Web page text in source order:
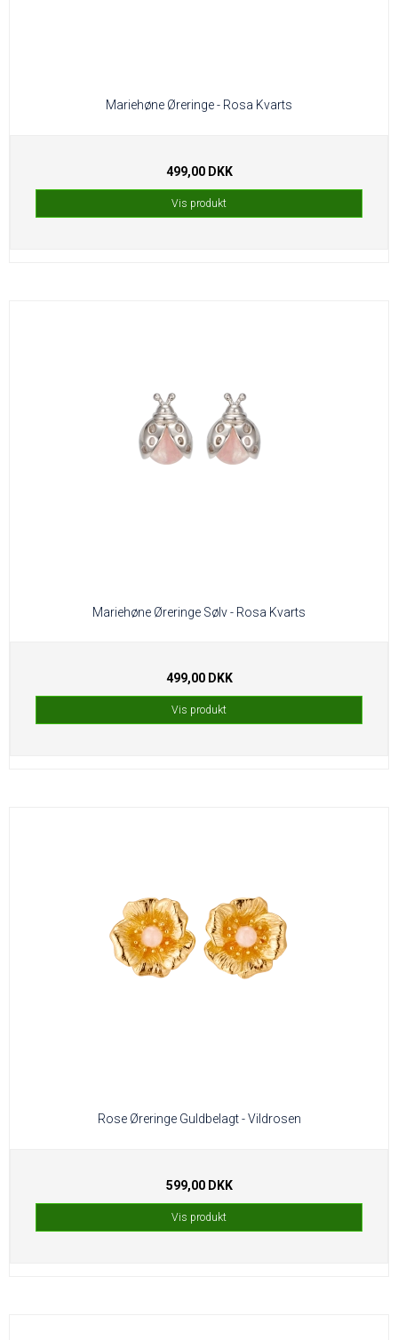
Mariehøne Øreringe - Rosa Kvarts
499,00 DKK
Vis produkt
Mariehøne Øreringe Sølv - Rosa Kvarts
499,00 DKK
Vis produkt
Rose Øreringe Guldbelagt - Vildrosen
599,00 DKK
Vis produkt